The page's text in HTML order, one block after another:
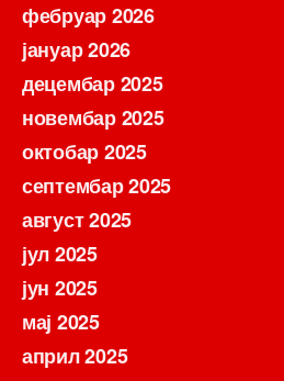
фебруар 2026
јануар 2026
децембар 2025
новембар 2025
октобар 2025
септембар 2025
август 2025
јул 2025
јун 2025
мај 2025
април 2025